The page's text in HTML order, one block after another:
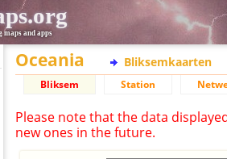
and apps
Oceania Bliksemkaarten
Bliksem Station
Please note that the data
new ones in the future.